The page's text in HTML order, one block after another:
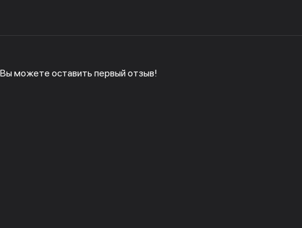
можете оставить первый отзыв!